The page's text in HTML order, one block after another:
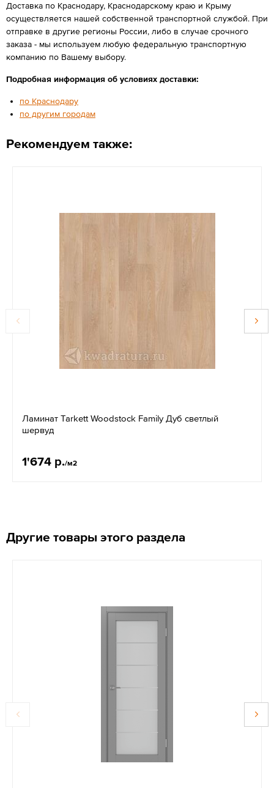
Доставка по Краснодару, Краснодарскому краю и Крыму
осуществляется нашей собственной транспортной службой. При
отправке в другие регионы России, либо в случае срочного
заказа - мы используем любую федеральную транспортную
компанию по Вашему выбору.
Подробная информация об условиях доставки:
по Краснодару
по другим городам
Рекомендуем также:
Ламинат Tarkett Woodstock Family Дуб светлый
шервуд
1'674 р./м2
Другие товары этого раздела